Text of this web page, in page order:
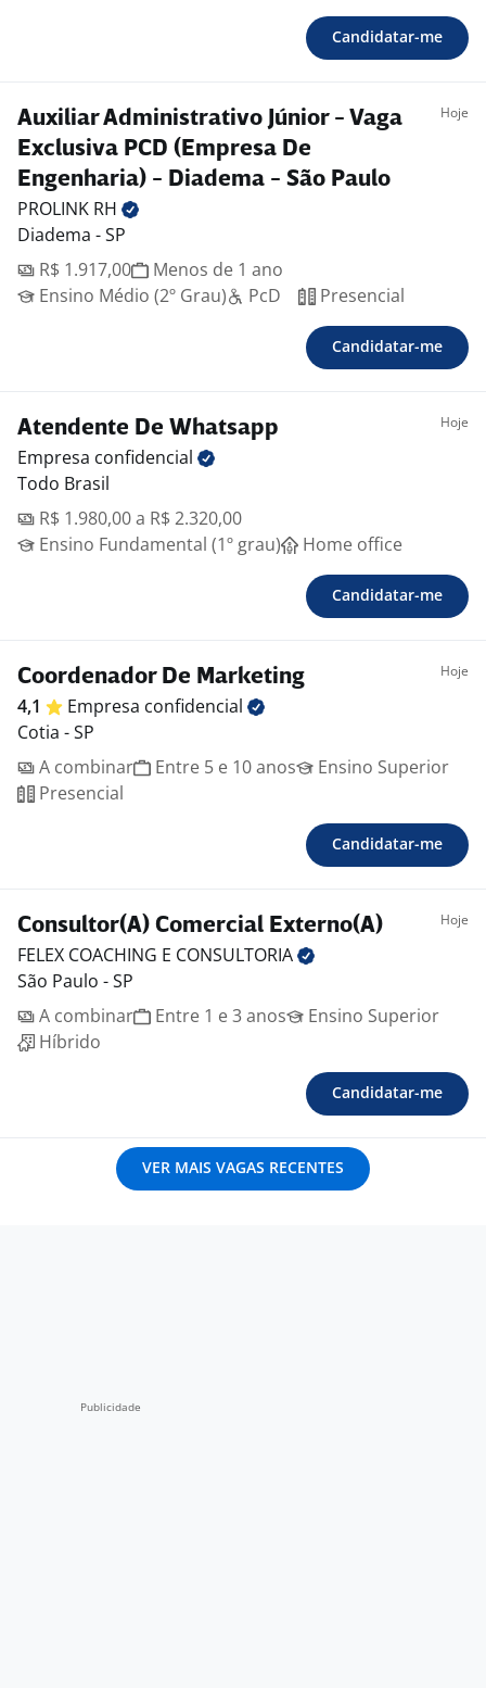
Candidatar-me
Auxiliar Administrativo Júnior - Vaga
Exclusiva PCD (Empresa De
Engenharia) - Diadema - São Paulo
Hoje
PROLINK RH
Diadema - SP
R$ 1.917,00
Menos de 1 ano
Ensino Médio (2º Grau)
PcD Presencial
Candidatar-me
Atendente De Whatsapp Hoje
Empresa confidencial
Todo Brasil
R$ 1.980,00 a R$ 2.320,00
Ensino Fundamental (1º grau)
Home office
Candidatar-me
Coordenador De Marketing Hoje
4,1 Empresa confidencial
Cotia - SP
A combinar
Entre 5 e 10 anos
Ensino Superior
Presencial
Candidatar-me
Consultor(A) Comercial Externo(A) Hoje
FELEX COACHING E CONSULTORIA
São Paulo - SP
A combinar
Entre 1 e 3 anos
Ensino Superior
Híbrido
Candidatar-me
VER MAIS VAGAS RECENTES